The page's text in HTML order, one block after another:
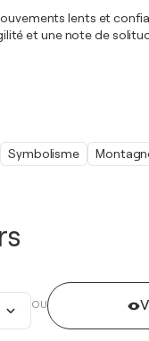
OU
lents et
et une note de
Symbolisme